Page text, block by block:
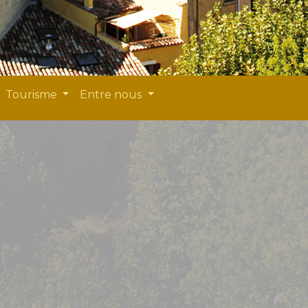
Tourisme Entre nous